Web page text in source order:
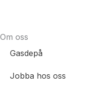
Om oss
Gasdepå
Jobba hos oss